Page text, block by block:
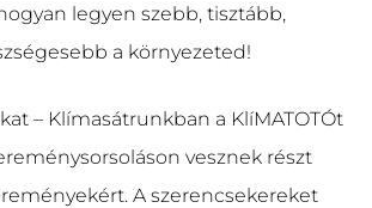
legyen szebb, tisztább,
a környezeted!
– Klímasátrunkban a KlíMATOTÓt
vesznek részt
A szerencsekereket